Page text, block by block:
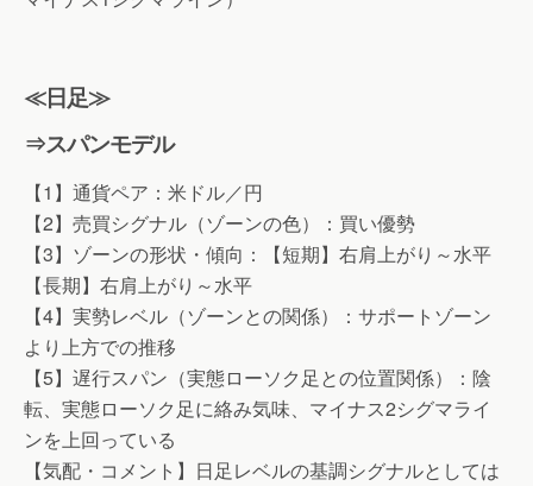
≪日足≫
⇒スパンモデル
【1】通貨ペア：米ドル／円
【2】売買シグナル（ゾーンの色）：買い優勢
【3】ゾーンの形状・傾向：【短期】右肩上がり～水平
【長期】右肩上がり～水平
【4】実勢レベル（ゾーンとの関係）：サポートゾーン
より上方での推移
【5】遅行スパン（実態ローソク足との位置関係）：陰
転、実態ローソク足に絡み気味、マイナス2シグマライ
ンを上回っている
【気配・コメント】日足レベルの基調シグナルとしては